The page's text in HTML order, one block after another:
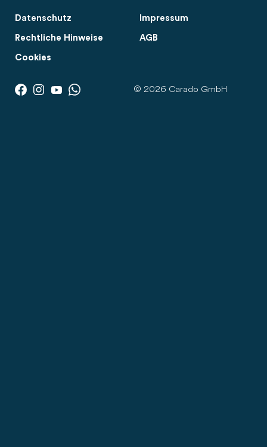
Datenschutz Impressum
Rechtliche Hinweise AGB
Cookies
© 2026 Carado GmbH